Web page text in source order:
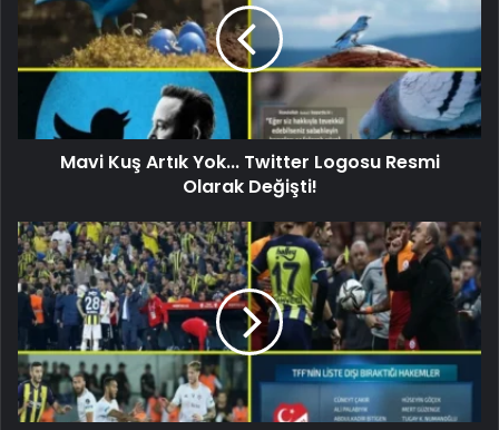
Mavi Kuş Artık Yok... Twitter Logosu Resmi
Olarak Değişti!